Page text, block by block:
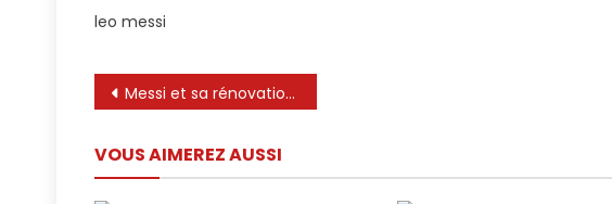
leo messi
Navigation
l’article
Messi et sa rénovation avec Inter Miami Danger à cause du MLS | C’est comme ça et le point
VOUS AIMEREZ AUSSI